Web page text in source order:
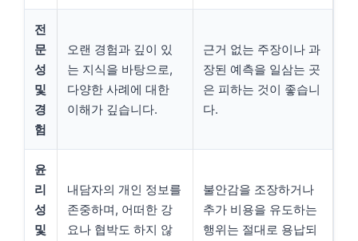
전
문
성
및
경
험
오랜 경험과 깊이 있
는 지식을 바탕으로,
다양한 사례에 대한
이해가 깊습니다.
근거 없는 주장이나 과
장된 예측을 일삼는 곳
은 피하는 것이 좋습니
다.
윤
리
성
및
내담자의 개인 정보를
존중하며, 어떠한 강
요나 협박도 하지 않
불안감을 조장하거나
추가 비용을 유도하는
행위는 절대로 용납되